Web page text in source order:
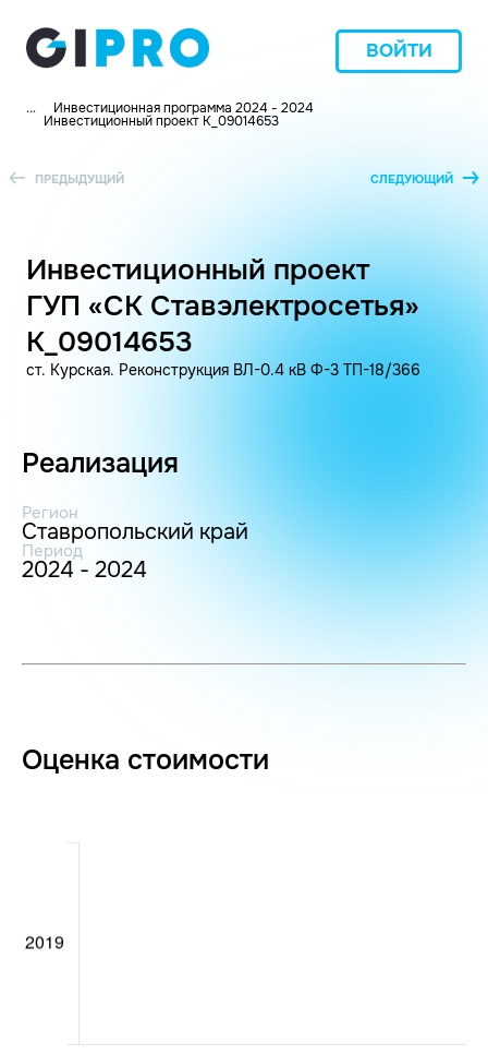
ВОЙТИ
... Инвестиционная программа 2024 - 2024
Инвестиционный проект K_09014653
ПРЕДЫДУЩИЙ СЛЕДУЮЩИЙ
Инвестиционный проект
ГУП «СК Ставэлектросетья»
K_09014653
ст. Курская. Реконструкция ВЛ-0.4 кВ Ф-3 ТП-18/366
Реализация
Регион
Ставропольский край
Период
2024 - 2024
Оценка стоимости